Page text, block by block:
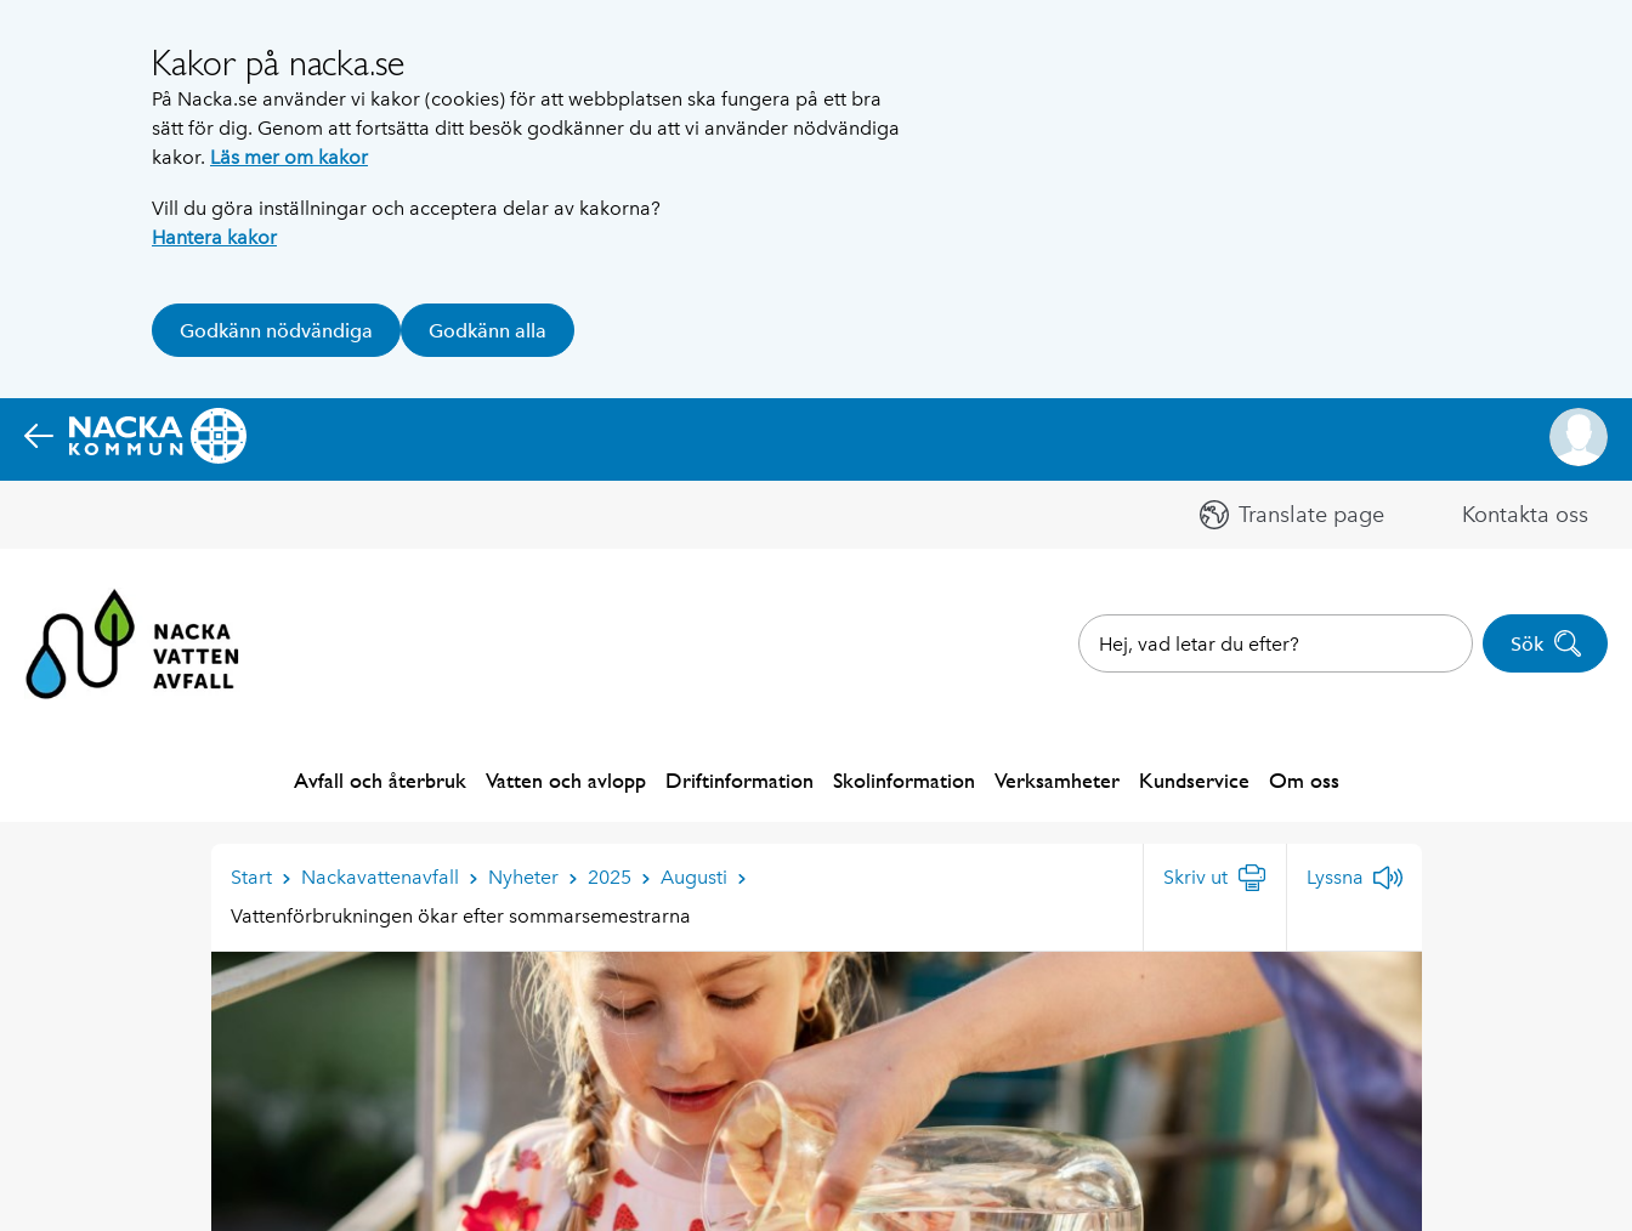
Kakor på nacka.se
På Nacka.se använder vi kakor (cookies) för att webbplatsen ska fungera på ett bra
sätt för dig. Genom att fortsätta ditt besök godkänner du att vi använder nödvändiga
kakor. Läs mer om kakor
Vill du göra inställningar och acceptera delar av kakorna?
Hantera kakor
Godkänn nödvändiga Godkänn alla
Translate page Kontakta oss
Sök
Avfall och återbruk Vatten och avlopp Driftinformation Skolinformation Verksamheter Kundservice Om oss
Start Nackavattenavfall Nyheter 2025
Augusti
Vattenförbrukningen ökar efter sommarsemestrarna
Skriv ut Lyssna